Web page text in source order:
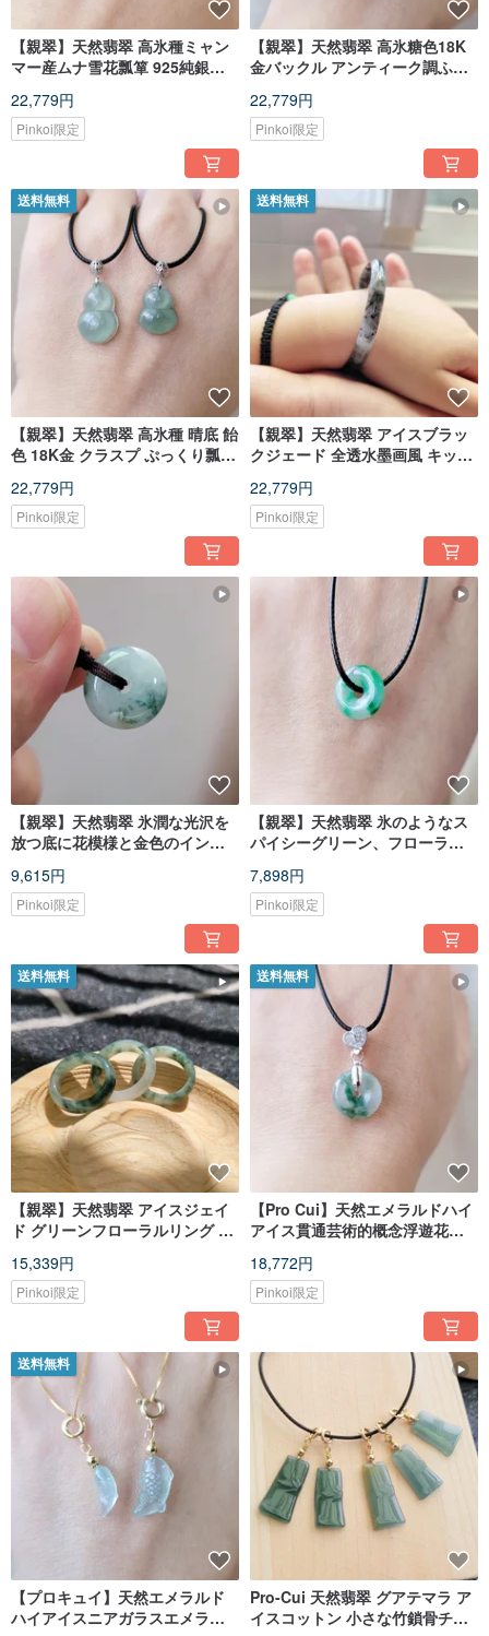
【親翠】天然翡翠 高氷種ミャン
マー産ムナ雪花瓢箪 925純銀ジ
22,779円
Pinkoi限定
【親翠】天然翡翠 高氷糖色18K
金バックル アンティーク調ふっ
ー
22,779円
Pinkoi限定
送料無料
【親翠】天然翡翠 高氷種 晴底 飴
色 18K金 クラスプ ぷっくり瓢箪
22,779円
Pinkoi限定
送料無料
【親翠】天然翡翠 アイスブラッ
クジェード 全透水墨画風 キッズ
22,779円
Pinkoi限定
【親翠】天然翡翠 氷潤な光沢を
放つ底に花模様と金色のインク
ミニマルネックレス
9,615円
Pinkoi限定
【親翠】天然翡翠 氷のようなス
パイシーグリーン、フローラル
グリーンを基調とした平安釦レ
ザーチョーカーネックレス
7,898円
Pinkoi限定
送料無料
【親翠】天然翡翠 アイスジェイ
ド グリーンフローラルリング 12
15,339円
Pinkoi限定
送料無料
【Pro Cui】天然エメラルドハイ
アイス貫通芸術的概念浮遊花輝
ルバーラブバックルヘッド鎖骨
チェーン
18,772円
Pinkoi限定
送料無料
【プロキュイ】天然エメラルド
ハイアイスニアガラスエメラル
Pro-Cui 天然翡翠 グアテマラ ア
イスコットン 小さな竹鎖骨チェ